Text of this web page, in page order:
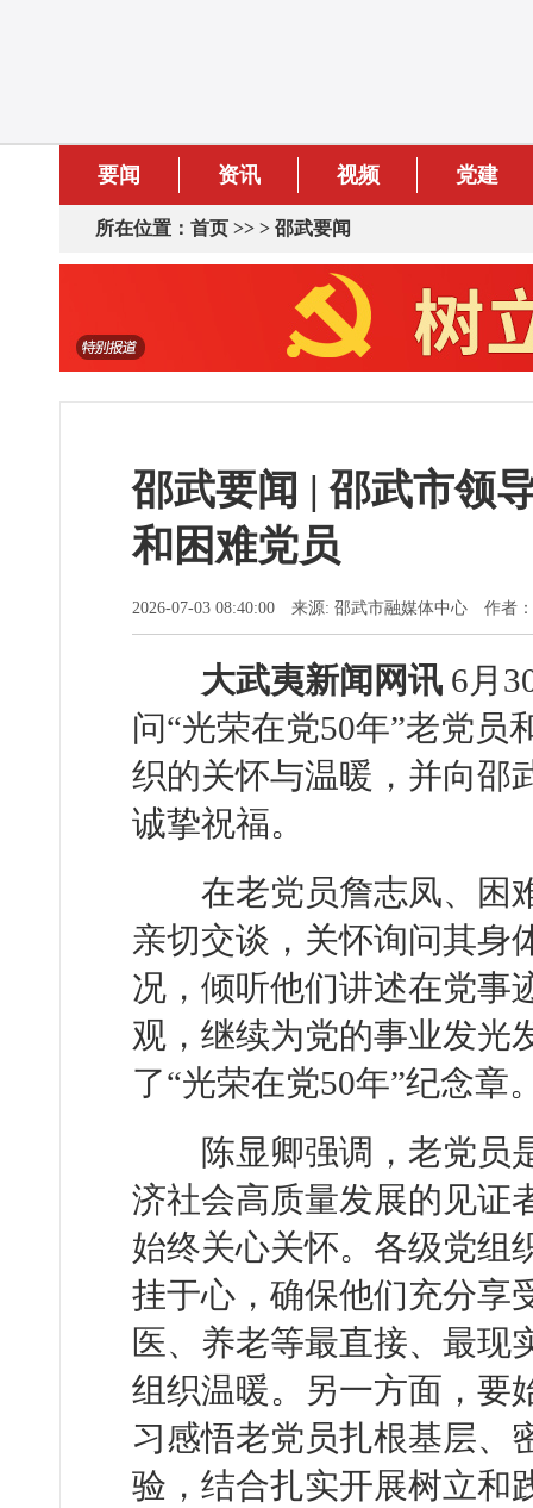
要闻 资讯 视频 党建
所在位置： 首页 >> > 邵武要闻
邵武要闻 | 邵武市领
和困难党员
2026-07-03 08:40:00 来源: 邵武市融媒体中心 作者
大武夷新闻网讯 6月
问“光荣在党50年”老党员
织的关怀与温暖，并向邵
诚挚祝福。
在老党员詹志凤、困难
亲切交谈，关怀询问其身
况，倾听他们讲述在党事
观，继续为党的事业发光
了“光荣在党50年”纪念章
陈显卿强调，老党员是
济社会高质量发展的见证
始终关心关怀。各级党组
挂于心，确保他们充分享
医、养老等最直接、最现
组织温暖。另一方面，要
习感悟老党员扎根基层、
验，结合扎实开展树立和